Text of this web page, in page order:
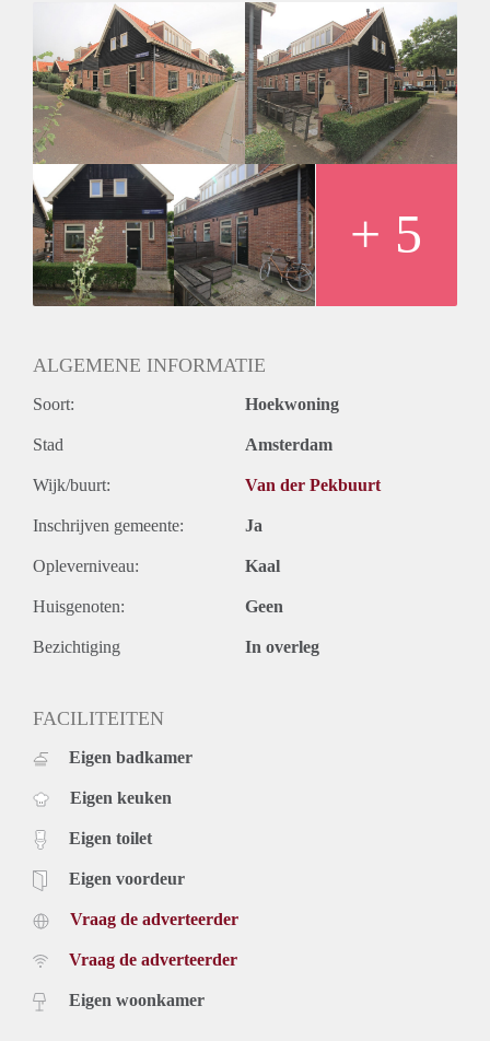
- Kitchen with fridge / freezer, dishwasher, stove, hood, oven
/ microwave combination
- Fully furnished
- Bathroom with shower and sink
- Separate toilet
- Washing machine and dryer
- Sunny garden
- Close to public transport
- Registration possible
- Bicycle storage
- No pets
Rental price € 1350,- excluding utilities
Deposit equal to 2 months rent
+ 5
ALGEMENE INFORMATIE
Soort: Hoekwoning
Stad Amsterdam
Wijk/buurt: Van der Pekbuurt
Inschrijven gemeente: Ja
Opleverniveau: Kaal
Huisgenoten: Geen
Bezichtiging In overleg
FACILITEITEN
Eigen badkamer
Eigen keuken
Eigen toilet
Eigen voordeur
Vraag de adverteerder
Vraag de adverteerder
Eigen woonkamer